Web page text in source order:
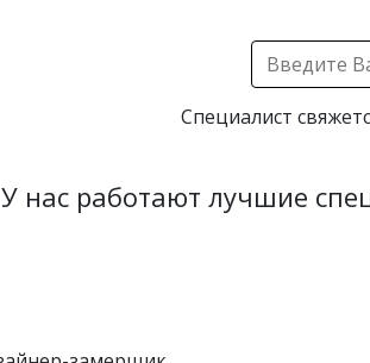
Специалист
У нас работают лучшие